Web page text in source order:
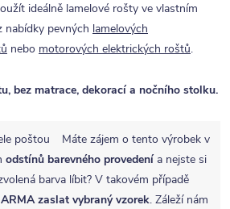
ideálně lamelové rošty ve vlastním
nabídky pevných lamelových
nebo motorových elektrických roštů.
bez matrace, dekorací a nočního stolku.
Máte zájem o tento výrobek v
odstínů barevného provedení a nejste si
barva líbit? V takovém případě
zaslat vybraný vzorek. Záleží nám